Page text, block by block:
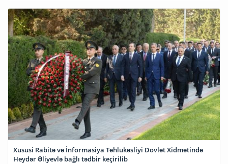
Xüsusi Rabitə və İnformasiya Təhlükəsliyi Dövlət Xidmətində
Heydər Əliyevlə bağlı tədbir keçirilib